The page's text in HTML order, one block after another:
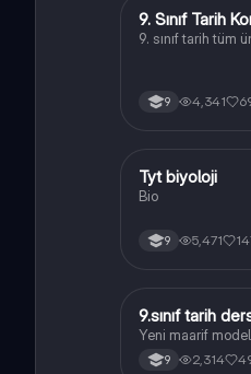
Tarih
9. Sınıf Tarih
9. sınıf tarih tüm
9 4,341
Biyoloji
Tyt biyoloji
Bio
9 5,471
Tarih
9.sınıf tarih
Yeni maarif
9 2,314